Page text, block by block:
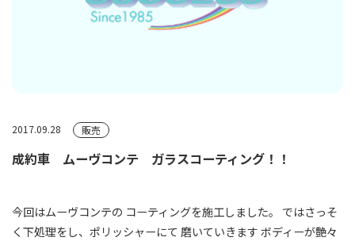
2017.09.28 販売
成約車 ムーヴコンテ ガラスコーティング！！
今回はムーヴコンテの コーティングを施工しました。 ではさっそ
く下処理をし、ポリッシャーにて 磨いていきます ボディーが艶々